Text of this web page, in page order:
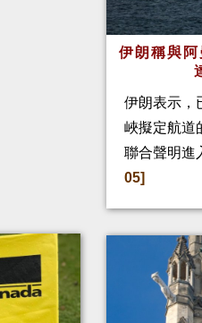
伊朗稱與
伊朗表示，
峽擬定航道
聯合聲明進
05]